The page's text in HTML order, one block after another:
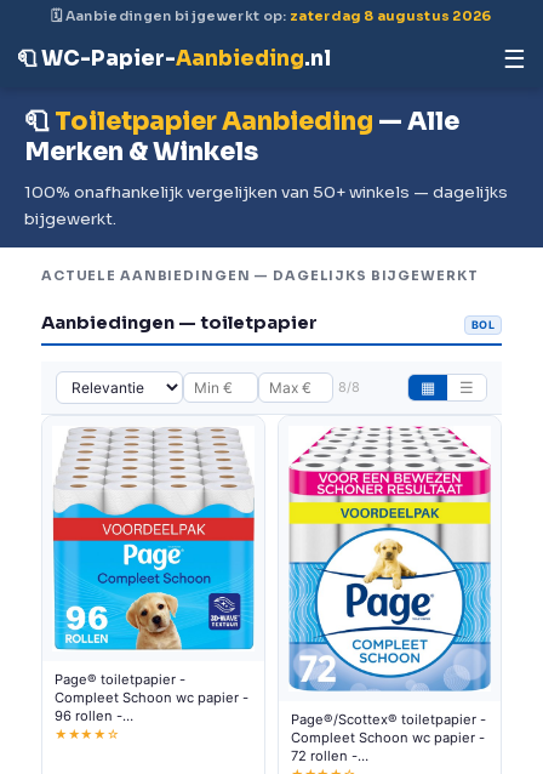
🗓 Aanbiedingen bijgewerkt op: zaterdag 8 augustus 2026
🧻 WC-Papier-Aanbieding.nl ☰
🧻Toiletpapier Aanbieding — Alle
Merken & Winkels
100% onafhankelijk vergelijken van 50+ winkels — dagelijks
bijgewerkt.
ACTUELE AANBIEDINGEN — DAGELIJKS BIJGEWERKT
Aanbiedingen — toiletpapier BOL
8/8 ▦ ☰
Page® toiletpapier -
Compleet Schoon wc papier -
96 rollen -
Voordeelverpakking
★★★★☆
Page®/Scottex® toiletpapier -
Compleet Schoon wc papier -
72 rollen -